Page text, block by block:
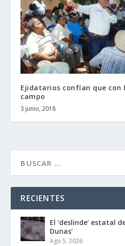
Ejidatarios confían que con
campo
3 junio, 2018
RECIENTES
El ‘deslinde’ estatal
Dunas’
Ago 5, 2026